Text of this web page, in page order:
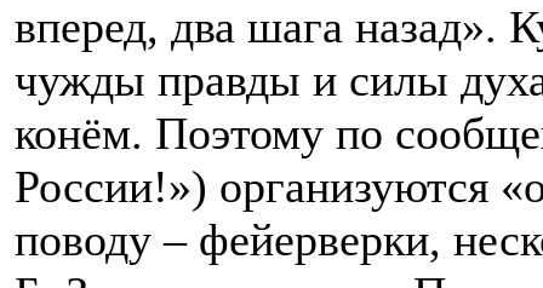
вперед, два шага назад».
чужды правды и силы
конём. Поэтому по
России!») организуются
поводу – фейерверки,